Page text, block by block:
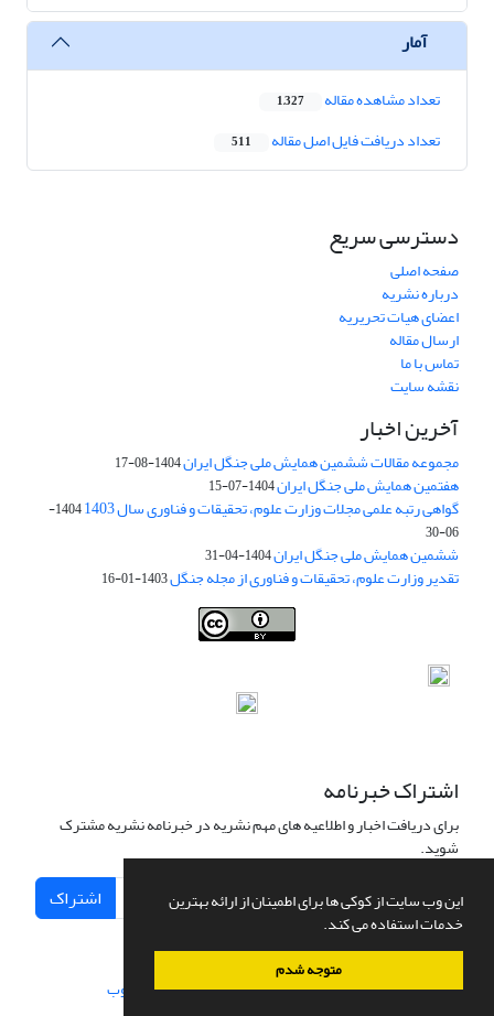
این وب سایت از کوکی ها برای اطمینان از ارائه بهترین
خدمات استفاده می کند.
متوجه شدم
آمار
تعداد مشاهده مقاله 1,327
تعداد دریافت فایل اصل مقاله 511
دسترسی سریع
صفحه اصلی
درباره نشریه
اعضای هیات تحریریه
ارسال مقاله
تماس با ما
نقشه سایت
آخرین اخبار
مجموعه مقالات ششمین همایش ملی جنگل ایران1404-08-17
هفتمین همایش ملی جنگل ایران1404-07-15
گواهی رتبه علمی مجلات وزارت علوم، تحقیقات و فناوری سال 1403
1404-
06-30
ششمین همایش ملی جنگل ایران1404-04-31
تقدیر وزارت علوم، تحقیقات و فناوری از مجله جنگل1403-01-16
اشتراک خبرنامه
برای دریافت اخبار و اطلاعیه های مهم نشریه در خبرنامه نشریه مشترک
شوید.
اشتراک
سامانه مدیریت نشریات علمی.طراحی و پیاده سازی از سیناوب